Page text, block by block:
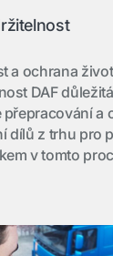
a ochrana
DAF
přepracování a
dílů z trhu pro
v tomto